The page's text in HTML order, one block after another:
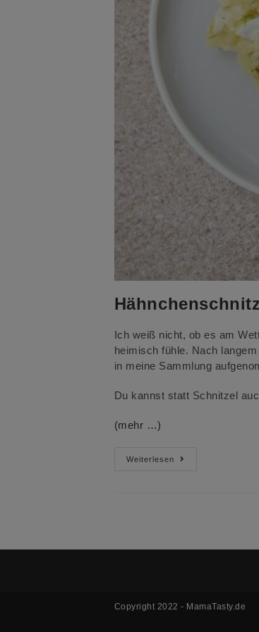
Ich weiß nicht, ob es am
heimisch fühle. Nach
in meine Sammlung
Du kannst statt Schnitzel
(mehr …)
Weiterlesen
Copyright 2022 - MamaTasty.de